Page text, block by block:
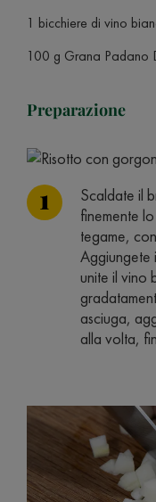
1 bicchiere di vino
100 g Grana Padano
Preparazione
Scaldate il
finemente
tegame,
Aggiungete
unite il vino
asciuga,
alla volta,